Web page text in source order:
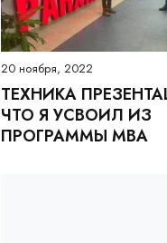
20 ноября, 2022
ТЕХНИКА
ЧТО Я УСВОИЛ ИЗ
ПРОГРАММЫ MBA